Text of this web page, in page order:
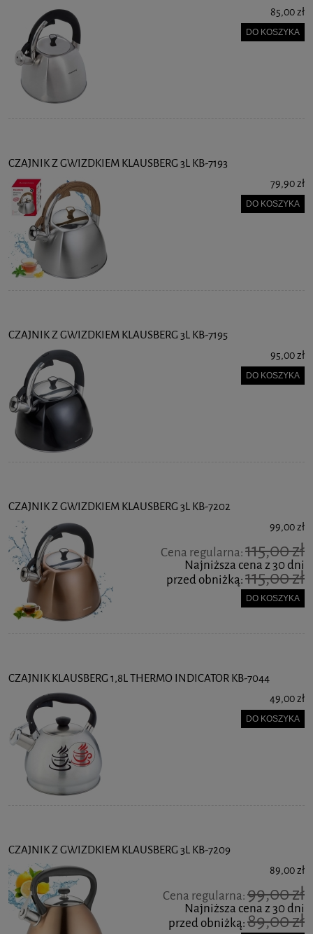
85,00 zł
DO KOSZYKA
CZAJNIK Z GWIZDKIEM KLAUSBERG 3L KB-7193
79,90 zł
DO KOSZYKA
CZAJNIK Z GWIZDKIEM KLAUSBERG 3L KB-7195
95,00 zł
DO KOSZYKA
CZAJNIK Z GWIZDKIEM KLAUSBERG 3L KB-7202
99,00 zł
Cena regularna:115,00 zł
Najniższa cena z 30 dni
przed obniżką:115,00 zł
DO KOSZYKA
CZAJNIK KLAUSBERG 1,8L THERMO INDICATOR KB-7044
49,00 zł
DO KOSZYKA
CZAJNIK Z GWIZDKIEM KLAUSBERG 3L KB-7209
89,00 zł
Cena regularna:99,00 zł
Najniższa cena z 30 dni
przed obniżką:89,00 zł